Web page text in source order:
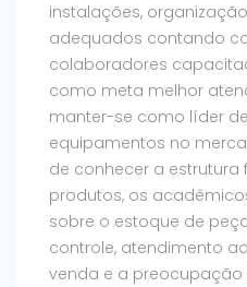
instalações,
adequados contando
colaboradores
como meta melhor
manter-se como líder
equipamentos no
de conhecer a
produtos, os
sobre o estoque de
controle, atendimento
venda e a preocupação